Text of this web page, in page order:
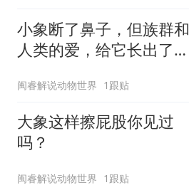
小象断了鼻子，但族群和
人类的爱，给它长出了新
闽睿解说动物世界 1跟贴
大象这样擦屁股你见过
吗？
闽睿解说动物世界 1跟贴